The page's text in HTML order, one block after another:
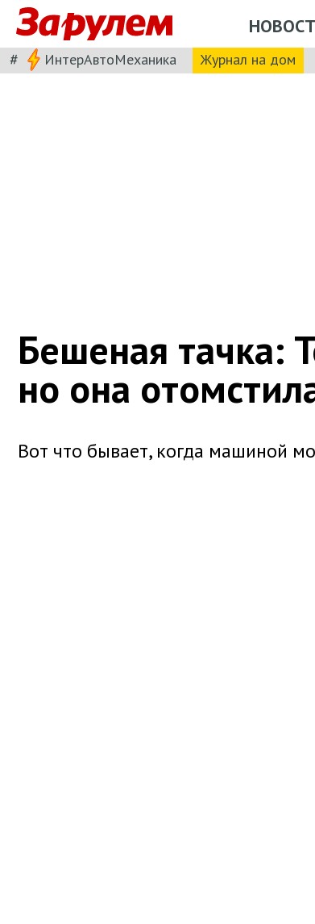
# ИнтерАвтоМеханика Журнал на дом
Бешеная тачка:
но она
Вот что бывает, когда машиной